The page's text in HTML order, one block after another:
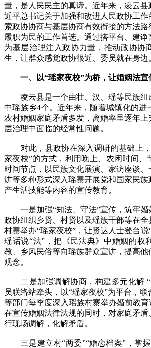
量，是人民民主的真谛。近年来，凌云县
近平总书记关于加强和改进人民政协工
索政协协商与基层协商有效衔接的方法
履职为民的工作首选。通过搭平台、建诤
为基层治理注入政协力量，推动政协协
生，让群众感觉政协很近、委员就在身边
一、以“瑶家夜校”为桥，让婚姻法宣
凌云县是一个由壮、汉、瑶等民族组
中瑶族乡4个。近年来，随着城镇化的进
农村婚姻家庭矛盾多发，离婚率呈逐年
层治理中面临的经常性问题。
对此，县政协在深入调研的基础上，
家夜校”的方式，利用晚上、农闲时间、
时间节点，以民族文化展演、家访座谈
讲等多种形式深入瑶寨开展党和国家民
产生活技能等内容的宣传教育。
一是加强“知法、守法”宣传，筑牢婚
政协组织乡贤、村贤以及瑶族干部等在
村寨举办“瑶家夜校”，让贤达人士登台说
瑶话说“法”，把《民法典》中婚姻的权
教、乡风民俗等向瑶族群众宣讲，提高
观念。
二是加强调解协商，构建多元化解 “
员联络站牵头，以“瑶家夜校”为平台，
等部门每季度深入瑶族村寨举办婚前教育
在宣传婚姻法律法规的同时，对家庭矛
行现场调解，化解矛盾。
三是建立村“两委”“婚恋档案”，掌握